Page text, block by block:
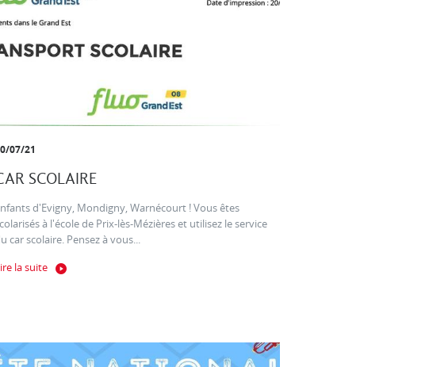
07/21
SCOLAIRE
d'Evigny, Mondigny, Warnécourt ! Vous êtes
à l'école de Prix-lès-Mézières et utilisez le service
car scolaire. Pensez à vous...
la suite